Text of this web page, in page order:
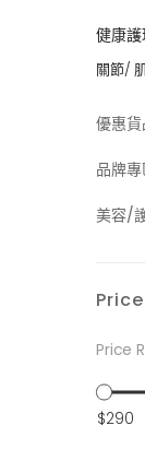
健康護
關節/
優惠貨
品牌專
美容/
Price
Price
$290
最
最